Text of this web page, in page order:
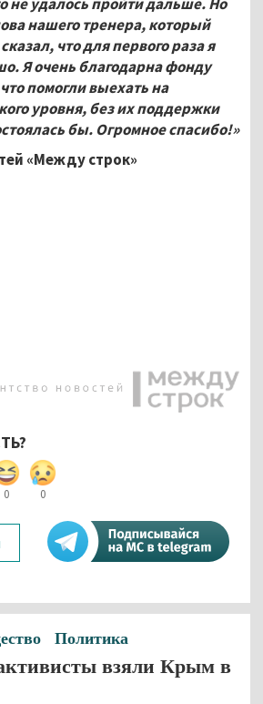
нашего тренера, который
что для первого раза я
Я очень благодарна фонду
помогли выехать на
уровня, без их поддержки
бы. Огромное спасибо!»
«Между строк»
0 0
Политика
взяли Крым в